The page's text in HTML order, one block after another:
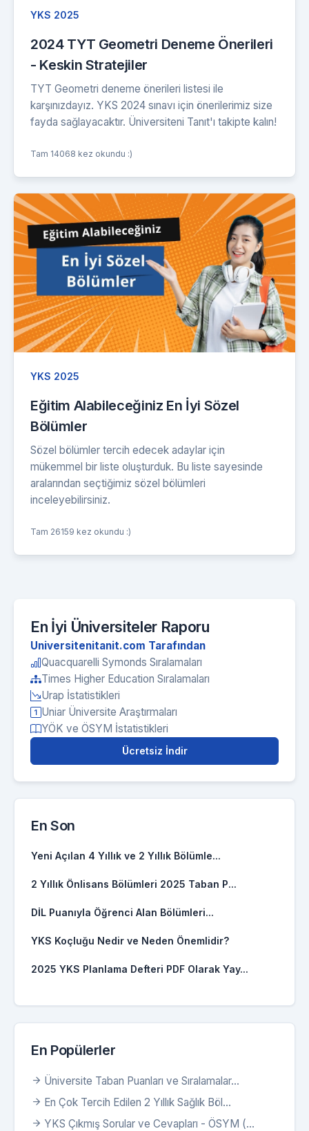
YKS 2025
2024 TYT Geometri Deneme Önerileri
- Keskin Stratejiler
TYT Geometri deneme önerileri listesi ile
karşınızdayız. YKS 2024 sınavı için önerilerimiz size
fayda sağlayacaktır. Üniversiteni Tanıt'ı takipte kalın!
Tam 14068 kez okundu :)
YKS 2025
Eğitim Alabileceğiniz En İyi Sözel
Bölümler
Sözel bölümler tercih edecek adaylar için
mükemmel bir liste oluşturduk. Bu liste sayesinde
aralarından seçtiğimiz sözel bölümleri
inceleyebilirsiniz.
Tam 26159 kez okundu :)
En İyi Üniversiteler Raporu
Universitenitanit.com Tarafından
Quacquarelli Symonds Sıralamaları
Times Higher Education Sıralamaları
Urap İstatistikleri
Uniar Üniversite Araştırmaları
YÖK ve ÖSYM İstatistikleri
Ücretsiz İndir
En Son
Yeni Açılan 4 Yıllık ve 2 Yıllık Bölümle...
2 Yıllık Önlisans Bölümleri 2025 Taban P...
DİL Puanıyla Öğrenci Alan Bölümleri...
YKS Koçluğu Nedir ve Neden Önemlidir?
2025 YKS Planlama Defteri PDF Olarak Yay...
En Popülerler
Üniversite Taban Puanları ve Sıralamalar...
En Çok Tercih Edilen 2 Yıllık Sağlık Böl...
YKS Çıkmış Sorular ve Cevapları - ÖSYM (...